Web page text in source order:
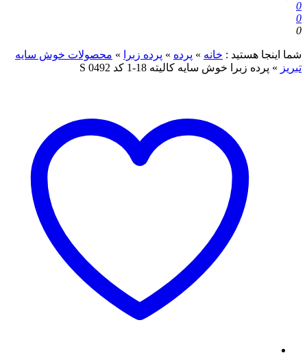
اینجا هستید : خانه»پرده»پرده زبرا»محصولات خوش سایه
»پرده زبرا خوش سایه کالیته 18-1 کد S 0492